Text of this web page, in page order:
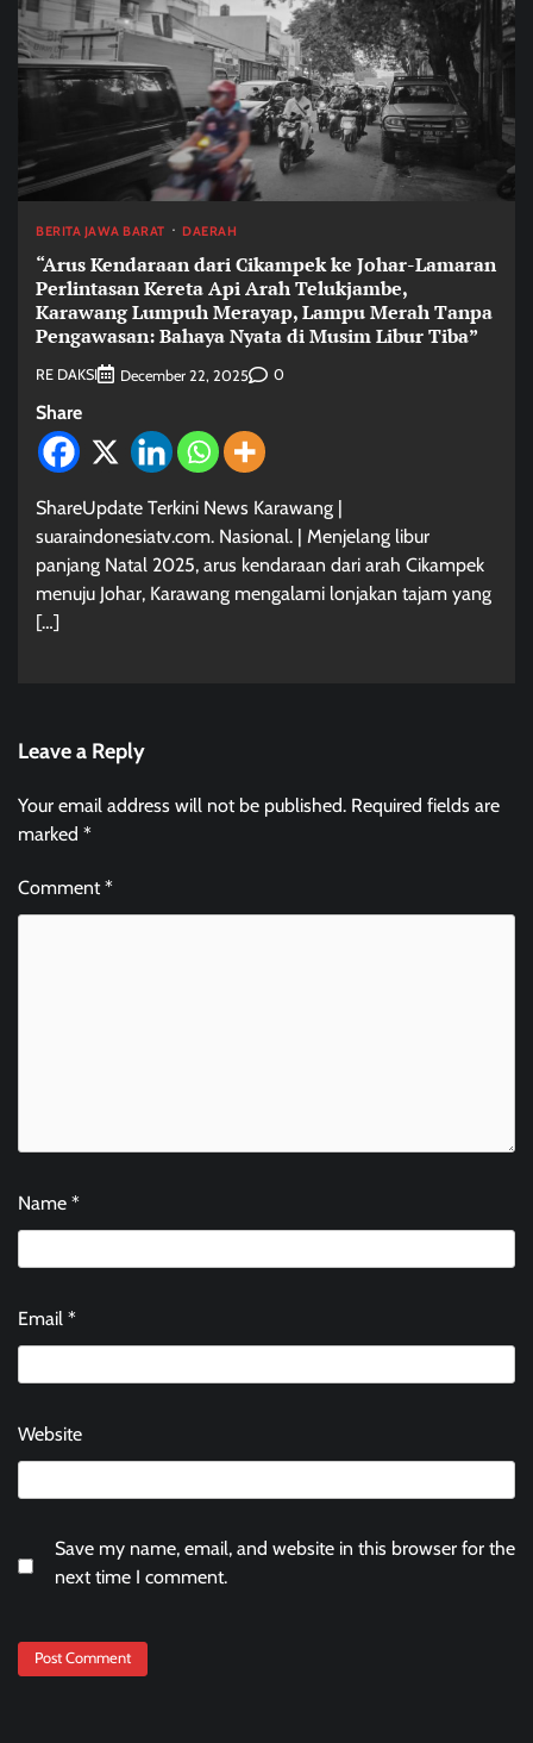
BERITA JAWA BARAT DAERAH
“Arus Kendaraan dari Cikampek ke Johar-Lamaran
Perlintasan Kereta Api Arah Telukjambe,
Karawang Lumpuh Merayap, Lampu Merah Tanpa
Pengawasan: Bahaya Nyata di Musim Libur Tiba”
RE DAKSI December 22, 2025 0
Share
ShareUpdate Terkini News Karawang |
suaraindonesiatv.com. Nasional. | Menjelang libur
panjang Natal 2025, arus kendaraan dari arah Cikampek
menuju Johar, Karawang mengalami lonjakan tajam yang
[…]
Leave a Reply
Your email address will not be published. Required fields are
marked *
Comment*
Name *
Email *
Website
Save my name, email, and website in this browser for the
next time I comment.